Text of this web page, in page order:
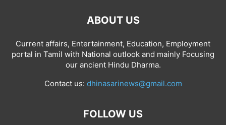
ABOUT US
Current affairs, Entertainment, Education, Employment
portal in Tamil with National outlook and mainly Focusing
our ancient Hindu Dharma.
Contact us: dhinasarinews@gmail.com
FOLLOW US